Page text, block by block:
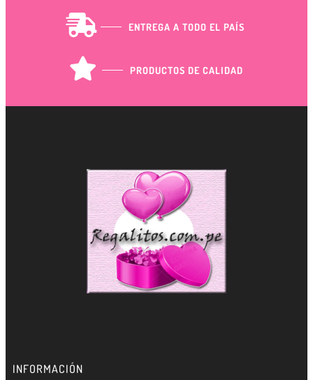
ENTREGA A TODO EL PAÍS
PRODUCTOS DE CALIDAD
INFORMACIÓN
!Gana GiftPoints por diferentes acciones y
recompensas!
Formas de ganar